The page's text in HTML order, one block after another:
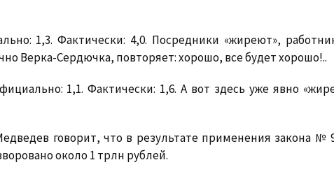
1,3. Фактически: 4,0. Посредники «жиреют»,
Верка-Сердючка, повторяет: хорошо, все будет хорошо!..
1,1. Фактически: 1,6. А вот здесь уже явно
говорит, что в результате применения закона №
около 1 трлн рублей.